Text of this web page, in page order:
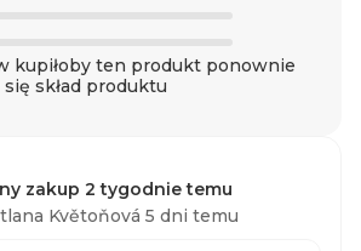
kupiłoby ten produkt ponownie
skład produktu
zakup 2 tygodnie temu
Květoňová 5 dni temu